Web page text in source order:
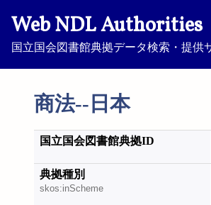
Web NDL Authorities
国立国会図書館典拠データ検索・提供
商法--日本
国立国会図書館典拠ID
典拠種別
skos:inScheme